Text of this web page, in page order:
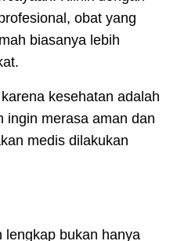
obat yang
biasanya lebih
kesehatan adalah
ingin merasa aman dan
medis dilakukan
lengkap bukan hanya